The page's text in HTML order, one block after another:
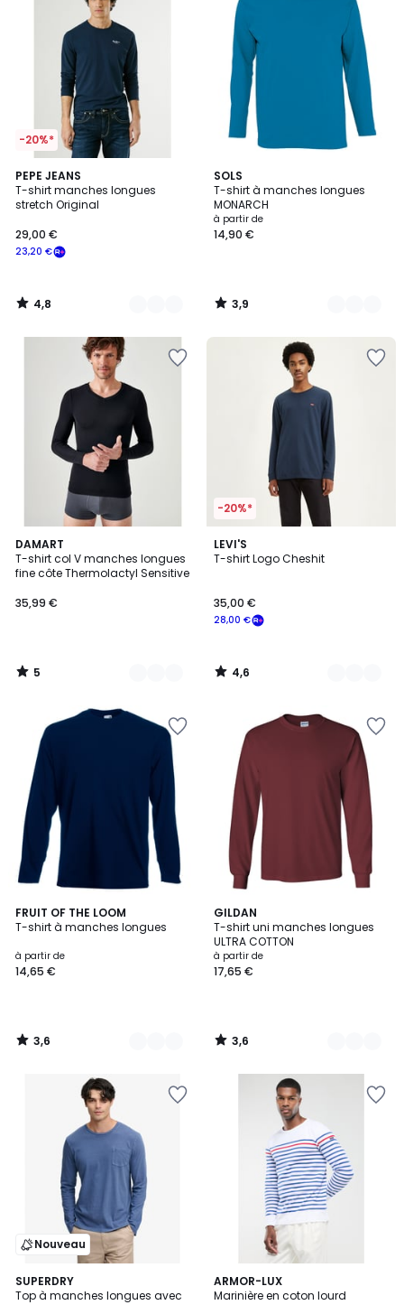
-20%*
PEPE JEANS
T-shirt manches longues
stretch Original
23,20 €
29,00 €
4,8
/ 5
3
Couleurs
4,8
/
SOLS
T-shirt à manches longues
MONARCH
à partir de
14,90 €
3,9
/ 5
13
Couleurs
3,9
/
DAMART
T-shirt col V manches longues
fine côte Thermolactyl Sensitive
35,99 €
5
/
5
5
Couleurs
5
/
-20%*
LEVI'S
T-shirt Logo Cheshit
28,00 €
35,00 €
4,6
/ 5
3
Couleurs
4,6
/
FRUIT OF THE LOOM
T-shirt à manches longues
à partir de
14,65 €
3,6
/ 5
8
Couleurs
3,6
/
GILDAN
T-shirt uni manches longues
ULTRA COTTON
à partir de
17,65 €
3,6
/ 5
20
Couleurs
3,6
/
Nouveau
SUPERDRY
Top à manches longues avec
ARMOR-LUX
Marinière en coton lourd
4
/
2
Couleurs